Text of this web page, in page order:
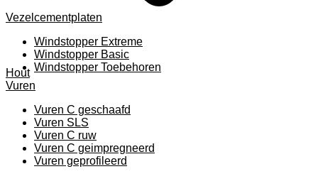
Vezelcementplaten
Windstopper Extreme
Windstopper Basic
Windstopper Toebehoren
Hout
Vuren
Vuren C geschaafd
Vuren SLS
Vuren C ruw
Vuren C geimpregneerd
Vuren geprofileerd